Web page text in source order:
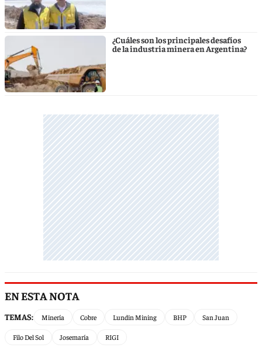
¿Cuáles son los principales desafíos
de la industria minera en Argentina?
EN ESTA NOTA
TEMAS: Minería Cobre Lundin Mining BHP San Juan
Filo Del Sol Josemaría RIGI